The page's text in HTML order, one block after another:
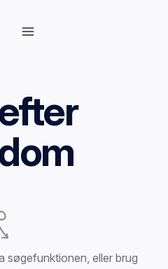
søgefunktionen, eller brug